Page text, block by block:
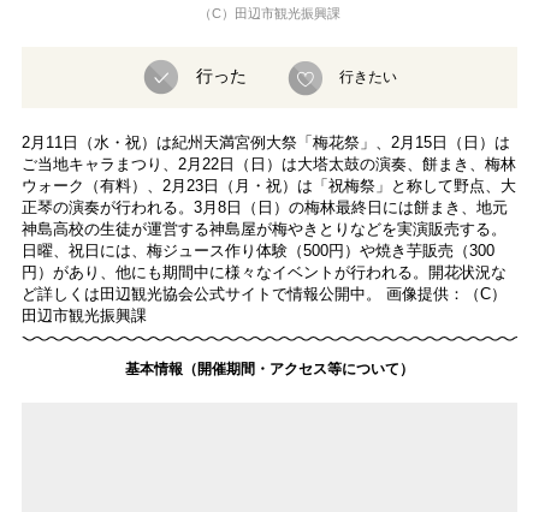
（C）田辺市観光振興課
行った 行きたい
2月11日（水・祝）は紀州天満宮例大祭「梅花祭」、2月15日（日）は
ご当地キャラまつり、2月22日（日）は大塔太鼓の演奏、餅まき、梅林
ウォーク（有料）、2月23日（月・祝）は「祝梅祭」と称して野点、大
正琴の演奏が行われる。3月8日（日）の梅林最終日には餅まき、地元
神島高校の生徒が運営する神島屋が梅やきとりなどを実演販売する。
日曜、祝日には、梅ジュース作り体験（500円）や焼き芋販売（300
円）があり、他にも期間中に様々なイベントが行われる。開花状況な
ど詳しくは田辺観光協会公式サイトで情報公開中。 画像提供：（C）
田辺市観光振興課
基本情報（開催期間・アクセス等について）